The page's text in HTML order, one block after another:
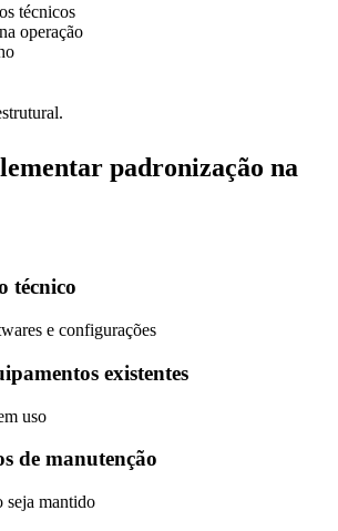
técnicos
operação
padronização na
técnico
e configurações
existentes
uso
de manutenção
seja mantido